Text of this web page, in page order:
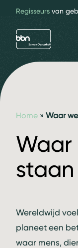
Regisseurs van
bbn adviseurs
Home » Waar
Waar
staan
Wereldwijd
planeet een
waar mens,